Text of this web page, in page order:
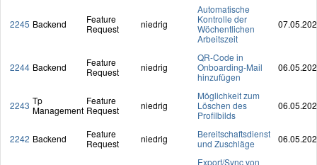
2245 Backend
Feature
Request
niedrig
Automatische
Kontrolle der
Wöchentlichen
Arbeitszeit
2244 Backend
Feature
Request
niedrig
QR-Code in
Onboarding-Mail
hinzufügen
2243 Tp
Management
Feature
Request
niedrig
Möglichkeit zum
Löschen des
Profilbilds
2242 Backend
Feature
Request
niedrig
Bereitschaftsdienst
und Zuschläge
Export/Sync von